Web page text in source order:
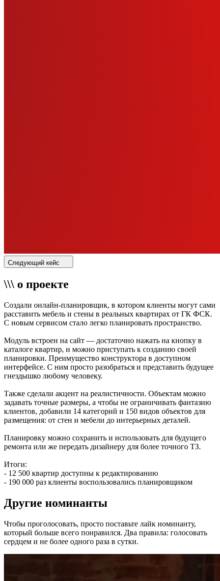
Следующий кейс
\\\ о проекте
Создали онлайн-планировщик, в котором клиенты могут сами
расставить мебель и стены в реальных квартирах от ГК ФСК.
С новым сервисом стало легко планировать пространство.
Модуль встроен на сайт — достаточно нажать на кнопку в
каталоге квартир, и можно приступать к созданию своей
планировки. Преимущество конструктора в доступном
интерфейсе. С ним просто разобраться и представить будущее
гнездышко любому человеку.
Также сделали акцент на реалистичности. Объектам можно
задавать точные размеры, а чтобы не ограничивать фантазию
клиентов, добавили 14 категорий и 150 видов объектов для
размещения: от стен и мебели до интерьерных деталей.
Планировку можно сохранить и использовать для будущего
ремонта или же передать дизайнеру для более точного ТЗ.
Итоги:
- 12 500 квартир доступны к редактированию
- 190 000 раз клиенты воспользовались планировщиком
Другие номинанты
Чтобы проголосовать, просто поставьте лайк номинанту,
который больше всего понравился. Два правила: голосовать
сердцем и не более одного раза в сутки.